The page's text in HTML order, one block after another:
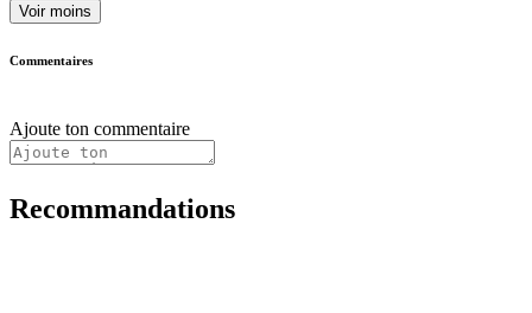
Voir moins
Commentaires
Ajoute ton commentaire
Recommandations